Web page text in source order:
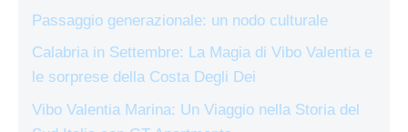
Passaggio generazionale: un nodo culturale
Calabria in Settembre: La Magia di Vibo Valentia e
le sorprese della Costa Degli Dei
Vibo Valentia Marina: Un Viaggio nella Storia del